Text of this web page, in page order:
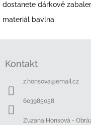
dostanete dárkově
materiál bavlna
Kontakt
z.honsova@email.cz
603985058
Zuzana Honsová -